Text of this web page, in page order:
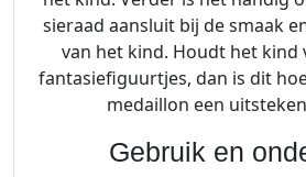
sieraad aansluit bij de smaak
van het kind. Houdt het kind
fantasiefiguurtjes, dan is dit
medaillon een
Gebruik en